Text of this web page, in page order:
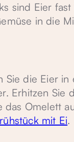
sind Eier
in die
die Eier
Erhitzen
das Omelett
mit Ei.